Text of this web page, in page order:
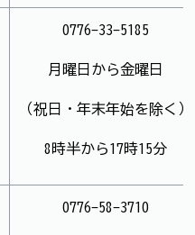
0776-33-5185
月曜日から金曜日
（祝日・年末年始を除く）
8時半から17時15分
0776-58-3710